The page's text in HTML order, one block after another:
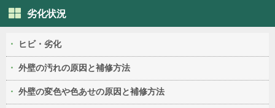
劣化状況
ヒビ・劣化
外壁の汚れの原因と補修方法
外壁の変色や色あせの原因と補修方法